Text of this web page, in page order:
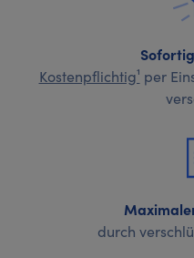
Kostenpflichtig¹ per
durch